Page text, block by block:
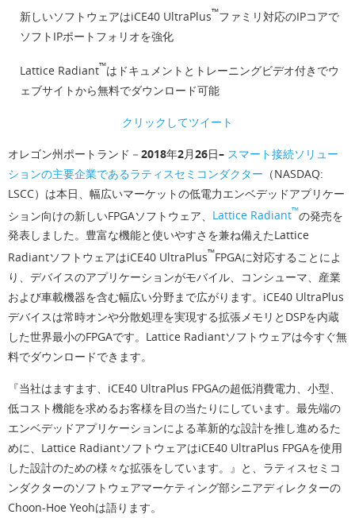
新しいソフトウェアはiCE40 UltraPlus™ファミリ対応のIPコアで
ソフトIPポートフォリオを強化
Lattice Radiant™はドキュメントとトレーニングビデオ付きでウ
ェブサイトから無料でダウンロード可能
クリックしてツイート
オレゴン州ポートランド－2018年2月26日– スマート接続ソリュー
ションの主要企業であるラティスセミコンダクター （NASDAQ:
LSCC）は本日、幅広いマーケットの低電力エンベデッドアプリケー
ション向けの新しいFPGAソフトウェア、 Lattice Radiant™の発売を
発表しました。豊富な機能と使いやすさを兼ね備えたLattice
RadiantソフトウェアはiCE40 UltraPlus™FPGAに対応することによ
り、デバイスのアプリケーションがモバイル、コンシューマ、産業
および車載機器を含む幅広い分野まで広がります。iCE40 UltraPlus
デバイスは常時オンや分散処理を実現する拡張メモリとDSPを内蔵
した世界最小のFPGAです。Lattice Radiantソフトウェアは今すぐ無
料でダウンロードできます。
『当社はますます、iCE40 UltraPlus FPGAの超低消費電力、小型、
低コスト機能を求めるお客様を目の当たりにしています。最先端の
エンベデッドアプリケーションによる革新的な設計を推し進めるた
めに、Lattice RadiantソフトウェアはiCE40 UltraPlus FPGAを使用
した設計のための様々な拡張をしています。』と、ラティスセミコ
ンダクターのソフトウェアマーケティング部シニアディレクターの
Choon-Hoe Yeohは語ります。